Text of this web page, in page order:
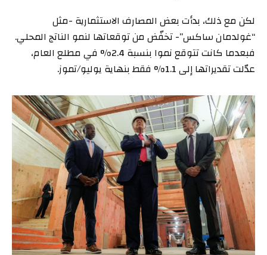
لكن مع ذلك، بدأت بعض المصارف الاستثمارية -مثل
“غولدمان ساكس”- تخفّض من توقعاتها لنمو الناتج المحلي.
فبعدما كانت تتوقع نموا بنسبة 2.4% في مطلع العام،
عدّلت تقديراتها إلى 1.1% فقط بنهاية يوليو/تموز.